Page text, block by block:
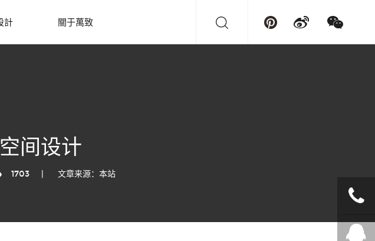
計 關于萬致
间设计
1703| 文章来源：本站
+86